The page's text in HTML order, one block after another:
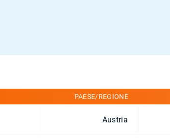
PAESE/REGIONE
Austria